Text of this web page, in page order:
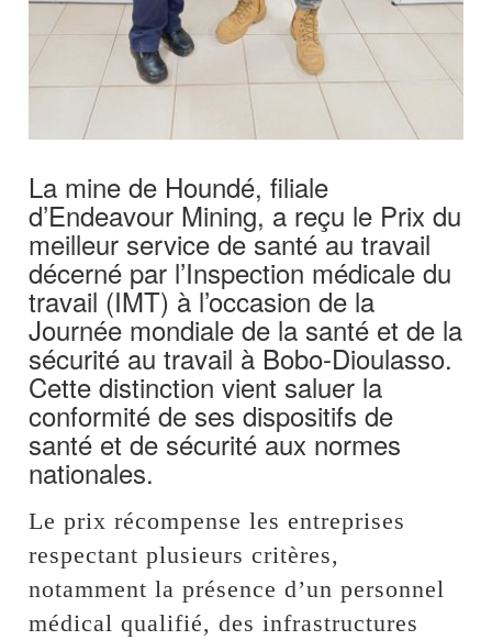
La mine de Houndé, filiale
d’Endeavour Mining, a reçu le Prix du
meilleur service de santé au travail
décerné par l’Inspection médicale du
travail (IMT) à l’occasion de la
Journée mondiale de la santé et de la
sécurité au travail à Bobo-Dioulasso.
Cette distinction vient saluer la
conformité de ses dispositifs de
santé et de sécurité aux normes
nationales.
Le prix récompense les entreprises
respectant plusieurs critères,
notamment la présence d’un personnel
médical qualifié, des infrastructures